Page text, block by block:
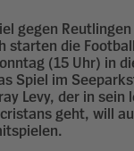
gegen
starten die
(15 Uhr) in
Spiel im
Levy, der in sein
geht, will